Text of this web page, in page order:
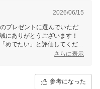
く柚子の香りを感じまし
りました。味だけではな
ても新鮮で美味しかった
れているときに飲みたい優
2026/06/15
プレゼントに選んでいただ
にありがとうございます！
めでたい」と評価してくださ
や水割りでのお召し上がり方
がとても嬉しく思います。
いただけているとのこと、贈
さらに表示
参考になった